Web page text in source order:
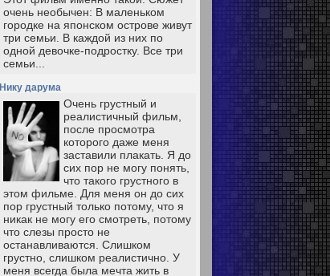
очень необычен: В маленьком
городке на японском острове живут
три семьи. В каждой из них по
одной девочке-подростку. Все три
семьи...
Нику дарума
Очень грустный и
реалистичный фильм,
после просмотра
которого даже меня
заставили плакать. Я до
сих пор не могу понять,
что такого грустного в
этом фильме. Для меня он до сих
пор грустный только потому, что я
никак не могу его смотреть, потому
что слезы просто не
останавливаются. Слишком
грустно, слишком реалистично. У
меня всегда была мечта жить в